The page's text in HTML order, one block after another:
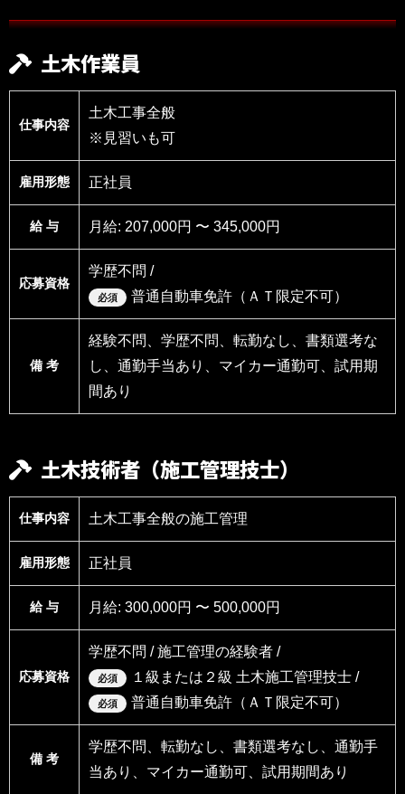
土木作業員
仕事内容
土木工事全般
※見習いも可
雇用形態 正社員
給 与 月給: 207,000円 〜 345,000円
応募資格
学歴不問 /
必須 普通自動車免許（ＡＴ限定不可）
備 考
経験不問、学歴不問、転勤なし、書類選考な
し、通勤手当あり、マイカー通勤可、試用期
間あり
土木技術者（施工管理技士）
仕事内容 土木工事全般の施工管理
雇用形態 正社員
給 与 月給: 300,000円 〜 500,000円
応募資格
学歴不問 / 施工管理の経験者 /
必須 １級または２級 土木施工管理技士 /
必須 普通自動車免許（ＡＴ限定不可）
備 考
学歴不問、転勤なし、書類選考なし、通勤手
当あり、マイカー通勤可、試用期間あり